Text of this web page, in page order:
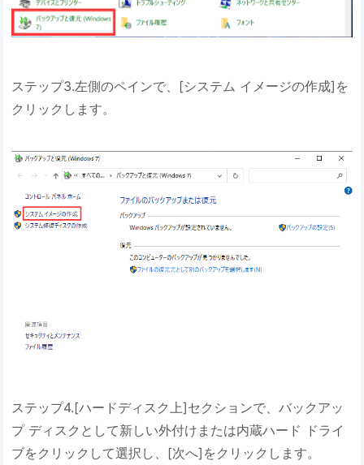
ステップ3.左側のペインで、[システム イメージの作成]を
クリックします。
ステップ4.[ハードディスク上]セクションで、バックアッ
プ ディスクとして新しい外付けまたは内蔵ハード ドライ
ブをクリックして選択し、[次へ]をクリックします。